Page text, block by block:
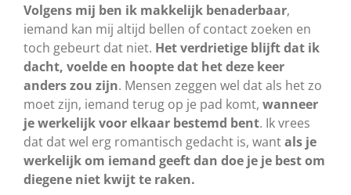
Volgens mij ben ik makkelijk benaderbaar,
iemand kan mij altijd bellen of contact zoeken en
toch gebeurt dat niet. Het verdrietige blijft dat ik
dacht, voelde en hoopte dat het deze keer
anders zou zijn. Mensen zeggen wel dat als het zo
moet zijn, iemand terug op je pad komt, wanneer
je werkelijk voor elkaar bestemd bent. Ik vrees
dat dat wel erg romantisch gedacht is, wantals je
werkelijk om iemand geeft dan doe je je best om
diegene niet kwijt te raken.